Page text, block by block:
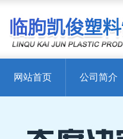
网站首页 公司简介